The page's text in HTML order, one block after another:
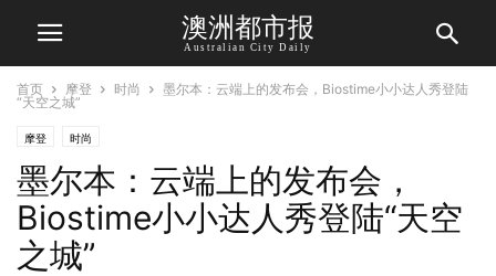
澳洲都市报
Australian City Daily
首页 摩登 时尚
墨尔本：云端上的发布会，Biostime小小达人秀登陆
“天空之城”
摩登 时尚
墨尔本：云端上的发布会，
Biostime小小达人秀登陆“天空
之城”